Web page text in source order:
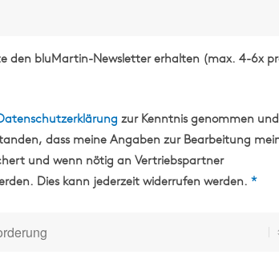
den bluMartin-Newsletter erhalten (max. 4-6x
zur Kenntnis genommen und
dass meine Angaben zur Bearbeitung
und wenn nötig an Vertriebspartner
Dies kann jederzeit widerrufen werden. *